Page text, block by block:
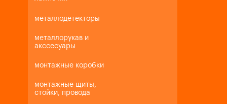
металлодетекторы
металлорукав и
акссесуары
монтажные коробки
монтажные щиты,
стойки, провода